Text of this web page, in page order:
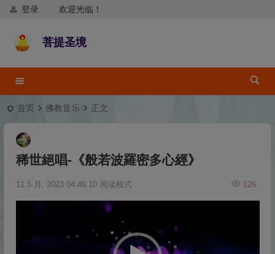
欢迎光临！
登录
菩提圣境
首页 佛教音乐 正文
稀世絕唱-《般若波羅密多心經》
11 5 月, 2023 04:46:10 126
阅读模式